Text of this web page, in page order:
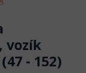
vozík
- 152)